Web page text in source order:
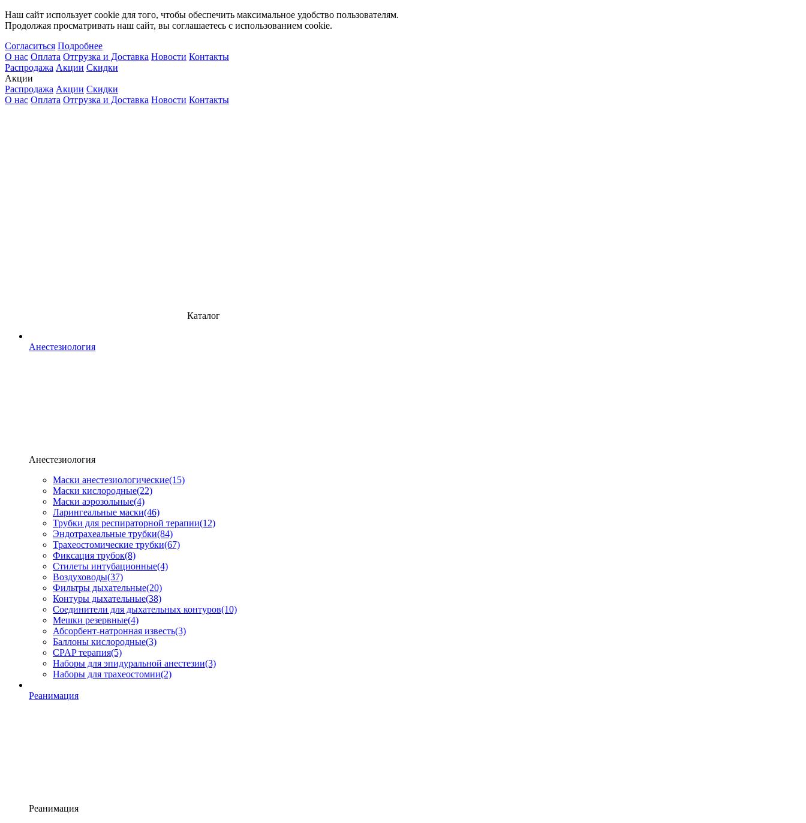
Наш сайт использует cookie для того, чтобы обеспечить максимальное удобство пользователям.
Продолжая просматривать наш сайт, вы соглашаетесь с использованием cookie.
Согласиться Подробнее
О нас Оплата Отгрузка и Доставка Новости Контакты
Распродажа Акции Скидки
Акции
Распродажа Акции Скидки
О нас Оплата Отгрузка и Доставка Новости Контакты
Каталог
Анестезиология
Анестезиология
Маски анестезиологические(15)
Маски кислородные(22)
Маски аэрозольные(4)
Ларингеальные маски(46)
Трубки для респираторной терапии(12)
Эндотрахеальные трубки(84)
Трахеостомические трубки(67)
Фиксация трубок(8)
Стилеты интубационные(4)
Воздуховоды(37)
Фильтры дыхательные(20)
Контуры дыхательные(38)
Соединители для дыхательных контуров(10)
Мешки резервные(4)
Абсорбент-натронная известь(3)
Баллоны кислородные(3)
CPAP терапия(5)
Наборы для эпидуральной анестезии(3)
Наборы для трахеостомии(2)
Реанимация
Реанимация